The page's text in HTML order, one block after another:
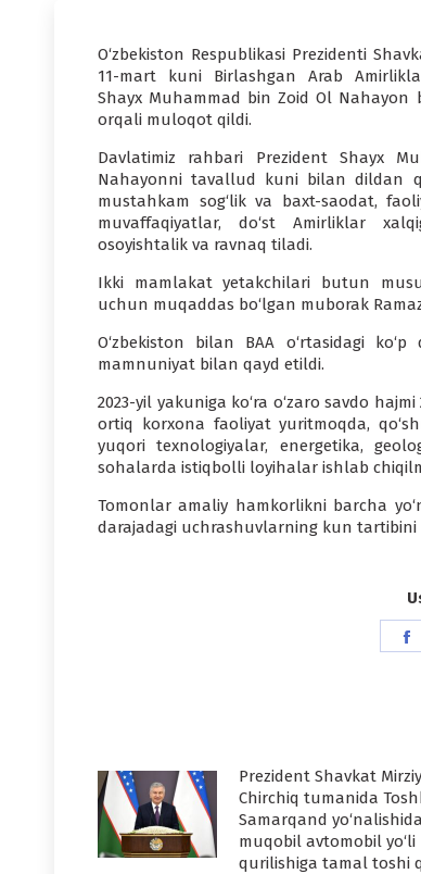
O‘zbekiston Respublikasi Prezidenti
11-mart kuni Birlashgan Arab
Shayx Muhammad bin Zoid Ol Nahayon
orqali muloqot qildi.
Davlatimiz rahbari Prezident Shayx
Nahayonni tavallud kuni bilan dildan
mustahkam sog‘lik va baxt-saodat,
muvaffaqiyatlar, do‘st Amirliklar
osoyishtalik va ravnaq tiladi.
Ikki mamlakat yetakchilari butun
uchun muqaddas bo‘lgan muborak
O‘zbekiston bilan BAA o‘rtasidagi
mamnuniyat bilan qayd etildi.
2023-yil yakuniga ko‘ra o‘zaro savdo
ortiq korxona faoliyat yuritmoqda,
yuqori texnologiyalar, energetika,
sohalarda istiqbolli loyihalar ishlab
Tomonlar amaliy hamkorlikni barcha
darajadagi uchrashuvlarning kun
Prezident Shavkat
Chirchiq tumanida
Samarqand
muqobil avtomobil yo‘li
qurilishiga tamal toshi